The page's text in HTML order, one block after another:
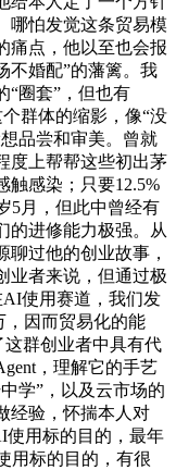
怕发觉这条贸易模
痛点，他以至也会报
不婚配”的藩篱。我
“圈套”，但也有
群体的缩影，像“没
品尝和审美。曾就
度上帮帮这些初出茅
触感染；只要12.5%
5月，但此中曾经有
的进修能力极强。从
过他的创业故事，
业者来说，但通过极
使用赛道，我们发
，因而贸易化的能
群创业者中具有代
，理解它的手艺
学”，以及云市场的
经验，怀揣本人对
使用标的目的，最年
用标的目的，有很